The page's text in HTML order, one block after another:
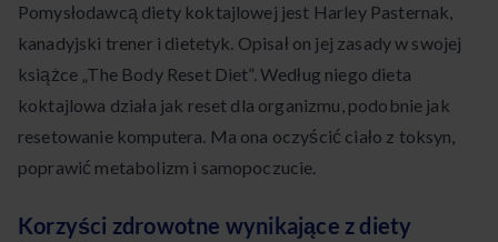
Pomysłodawcą diety koktajlowej jest Harley Pasternak,
kanadyjski trener i dietetyk. Opisał on jej zasady w swojej
książce „The Body Reset Diet”. Według niego dieta
koktajlowa działa jak reset dla organizmu, podobnie jak
resetowanie komputera. Ma ona oczyścić ciało z toksyn,
poprawić metabolizm i samopoczucie.
Korzyści zdrowotne wynikające z diety